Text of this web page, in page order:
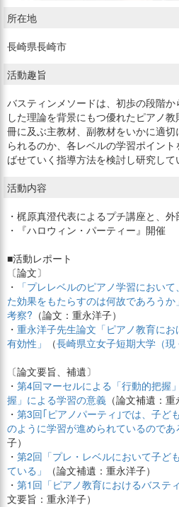
所在地
長崎県長崎市
活動趣旨
バスティンメソードは、初歩の段階
した理論を背景にもつ優れたピアノ
冊に及ぶ主教材、副教材をいかに適
られるのか、各レベルの学習ポイン
ばせていく指導方法を検討し研究して
活動内容
・梶原真澄代表によるプチ講座と、
・『ハロウィン・パーティー』開催
■活動レポート
〔論文〕
・
「プレレベルのピアノ学習におい
た効果をもたらすのは何故であろう
考察? （論文：重永洋子）
・ 重永洋子先生論文「ピアノ教育に
有効性」
（長崎県立女子短期大学（現
〔論文要旨、補遺〕
・ 第4回マーセルによる「行動的把握
握」による学習の意義 （論文補遺：重
・ 第3回｢ピアノパーティ｣では、子ど
のように学習が進められているのであ
子）
・ 第2回「プレ・レベルにおいて子ど
ている」
（論文補遺：重永洋子）
・ 第1回「ピアノ教育におけるバステ
文要旨：重永洋子）